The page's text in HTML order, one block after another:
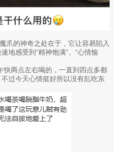
爪的神奇之处在于，它让容易陷入
地感受到“精神饱满”、“心情愉
快两点左右喝的，一直到四点多都
过今天心情挺好所以没有乱吃东